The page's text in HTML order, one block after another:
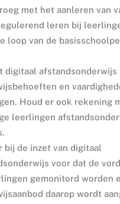
met het aanleren van
leren bij
loop van de
digitaal afstandsonderwijs
en
Houd er ook rekening
leerlingen
bij de inzet van digitaal
voor dat de
gemonitord worden
daarop wordt